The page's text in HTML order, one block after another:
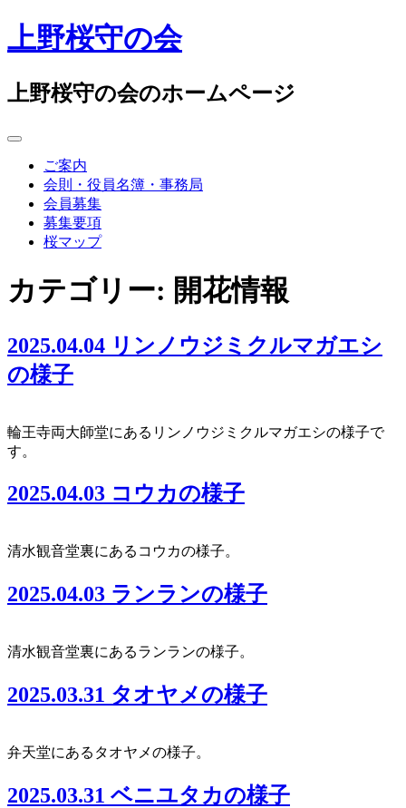
コ
ン
ン
ツ
ス
上野桜守の会
上野桜守の会のホームページ
ご案内
会則・役員名簿・事務局
会員募集
募集要項
桜マップ
カテゴリー: 開花情報
2025.04.04 リンノウジミクルマガエシ
の様子
輪王寺両大師堂にあるリンノウジミクルマガエシの様子で
す。
2025.04.03 コウカの様子
清水観音堂裏にあるコウカの様子。
2025.04.03 ランランの様子
清水観音堂裏にあるランランの様子。
2025.03.31 タオヤメの様子
弁天堂にあるタオヤメの様子。
2025.03.31 ベニユタカの様子